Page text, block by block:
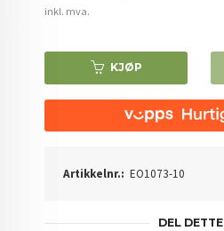
inkl. mva.
KJØP
Artikkelnr.: EO1073-10
DEL DETTE